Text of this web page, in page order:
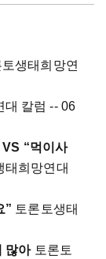
생태희망연
칼럼 -- 06
“먹이사
태희망연대
” 토론토생태
많아토론토